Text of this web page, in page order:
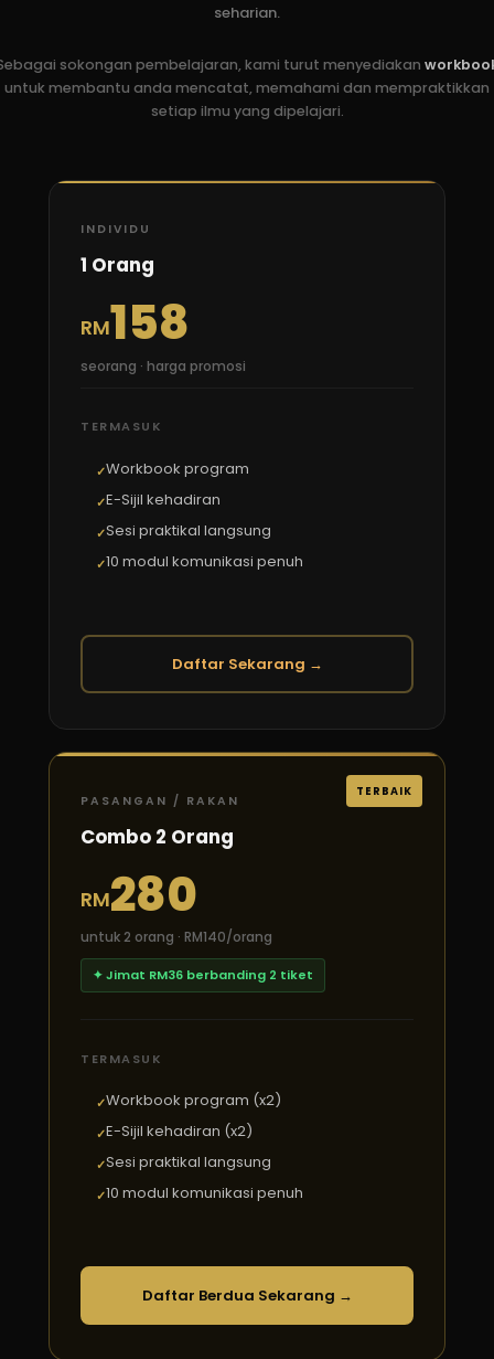
seharian.
sokongan pembelajaran, kami turut menyediakan
untuk membantu anda mencatat, memahami dan mempraktikkan
setiap ilmu yang dipelajari.
INDIVIDU
1 Orang
RM158
seorang · harga promosi
TERMASUK
Workbook program
E-Sijil kehadiran
Sesi praktikal langsung
10 modul komunikasi penuh
Daftar Sekarang →
TERBAIK
PASANGAN / RAKAN
Combo 2 Orang
RM280
untuk 2 orang · RM140/orang
✦ Jimat RM36 berbanding 2 tiket
TERMASUK
Workbook program (x2)
E-Sijil kehadiran (x2)
Sesi praktikal langsung
10 modul komunikasi penuh
Daftar Berdua Sekarang →